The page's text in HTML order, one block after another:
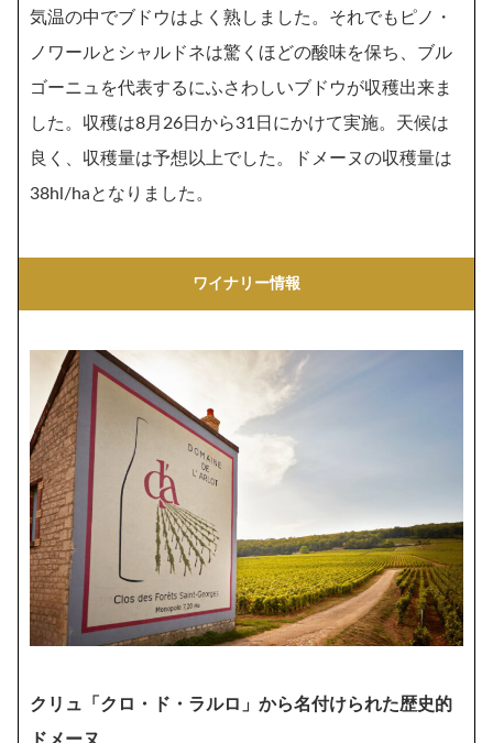
気温の中でブドウはよく熟しました。それでもピノ・
ノワールとシャルドネは驚くほどの酸味を保ち、ブル
ゴーニュを代表するにふさわしいブドウが収穫出来ま
した。収穫は8月26日から31日にかけて実施。天候は
良く、収穫量は予想以上でした。ドメーヌの収穫量は
38hl/haとなりました。
ワイナリー情報
クリュ「クロ・ド・ラルロ」から名付けられた歴史的